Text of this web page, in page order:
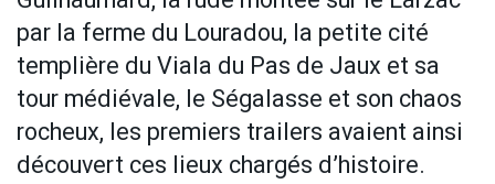
par la ferme du Louradou, la petite cité
templière du Viala du Pas de Jaux et sa
tour médiévale, le Ségalasse et son chaos
rocheux, les premiers trailers avaient ainsi
découvert ces lieux chargés d’histoire.